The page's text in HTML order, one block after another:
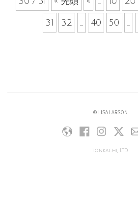
31 32 40 50
© LISA LARSON
tonkachi, LTD